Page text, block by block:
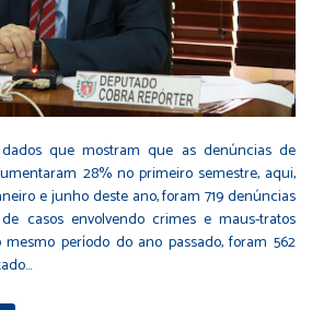
que mostram que as denúncias de
28% no primeiro semestre, aqui,
e junho deste ano, foram 719 denúncias
casos envolvendo crimes e maus-tratos
mesmo período do ano passado, foram 562